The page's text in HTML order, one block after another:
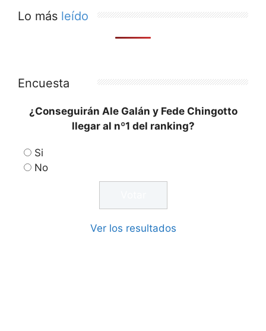
Lo más leído
Encuesta
¿Conseguirán Ale Galán y Fede Chingotto
llegar al nº1 del ranking?
Si
No
Ver los resultados